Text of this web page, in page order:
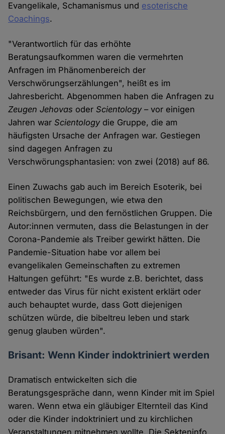
Evangelikale, Schamanismus und esoterische
Coachings.
"Verantwortlich für das erhöhte
Beratungsaufkommen waren die vermehrten
Anfragen im Phänomenbereich der
Verschwörungserzählungen", heißt es im
Jahresbericht. Abgenommen haben die Anfragen zu
Zeugen Jehovas oderScientology– vor einigen
Jahren warScientologydie Gruppe, die am
häufigsten Ursache der Anfragen war. Gestiegen
sind dagegen Anfragen zu
Verschwörungsphantasien: von zwei (2018) auf 86.
Einen Zuwachs gab auch im Bereich Esoterik, bei
politischen Bewegungen, wie etwa den
Reichsbürgern, und den fernöstlichen Gruppen. Die
Autor:innen vermuten, dass die Belastungen in der
Corona-Pandemie als Treiber gewirkt hätten. Die
Pandemie-Situation habe vor allem bei
evangelikalen Gemeinschaften zu extremen
Haltungen geführt: "Es wurde z.B. berichtet, dass
entweder das Virus für nicht existent erklärt oder
auch behauptet wurde, dass Gott diejenigen
schützen würde, die bibeltreu leben und stark
genug glauben würden".
Brisant: Wenn Kinder indoktriniert werden
Dramatisch entwickelten sich die
Beratungsgespräche dann, wenn Kinder mit im Spiel
waren. Wenn etwa ein gläubiger Elternteil das Kind
oder die Kinder indoktriniert und zu kirchlichen